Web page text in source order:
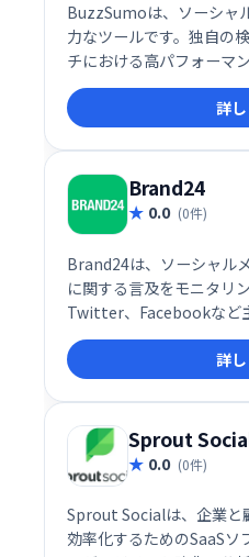
BuzzSumoは、ソーシャ
力なツールです。独自の
チにおける高パフォーマ
析できます。成功率に基
ト化し、効果的なソーシ
します。
詳
Brand24
0.0 (0件)
Brand24は、ソーシャル
に関する言及をモニタリ
Twitter、Facebookなど
報を収集・分析し、ブラ
アルタイムで把握できま
速な対応や、ポジティブ
るマーケティング戦略の
詳
Sprout
0.0 (0件)
Sprout Socialは、企業と
効率化するためのSaaSソ